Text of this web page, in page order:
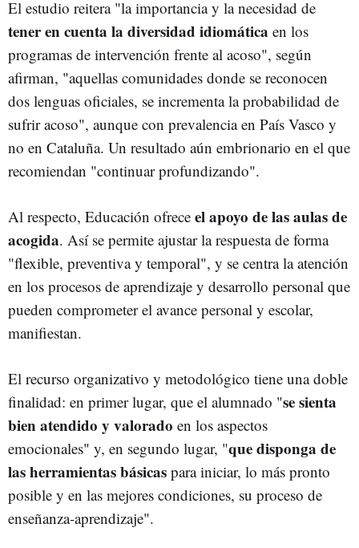
El estudio reitera "la importancia y la necesidad de
tener en cuenta la diversidad idiomática en los
programas de intervención frente al acoso", según
afirman, "aquellas comunidades donde se reconocen
dos lenguas oficiales, se incrementa la probabilidad de
sufrir acoso", aunque con prevalencia en País Vasco y
no en Cataluña. Un resultado aún embrionario en el que
recomiendan "continuar profundizando".
Al respecto, Educación ofrece el apoyo de las aulas de
acogida. Así se permite ajustar la respuesta de forma
"flexible, preventiva y temporal", y se centra la atención
en los procesos de aprendizaje y desarrollo personal que
pueden comprometer el avance personal y escolar,
manifiestan.
El recurso organizativo y metodológico tiene una doble
finalidad: en primer lugar, que el alumnado "se sienta
bien atendido y valorado en los aspectos
emocionales" y, en segundo lugar, "que disponga de
las herramientas básicas para iniciar, lo más pronto
posible y en las mejores condiciones, su proceso de
enseñanza-aprendizaje".